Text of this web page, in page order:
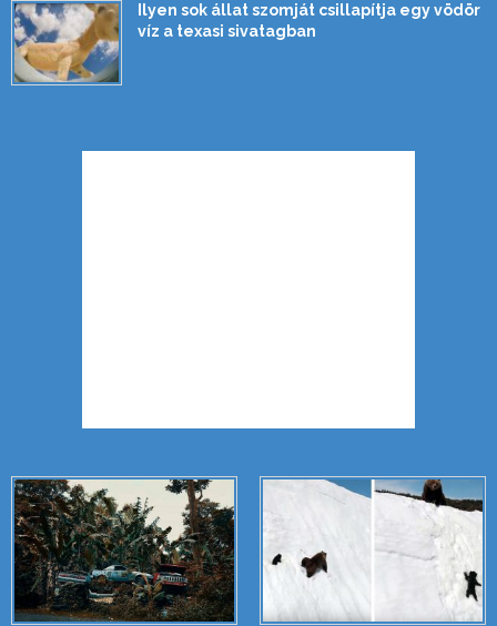
Ilyen sok állat szomját csillapítja egy vödör
víz a texasi sivatagban